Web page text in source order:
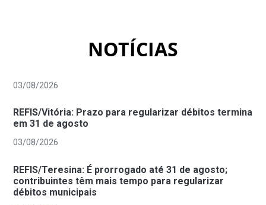
NOTÍCIAS
03/08/2026
REFIS/Vitória: Prazo para regularizar débitos termina
em 31 de agosto
03/08/2026
REFIS/Teresina: É prorrogado até 31 de agosto;
contribuintes têm mais tempo para regularizar
débitos municipais